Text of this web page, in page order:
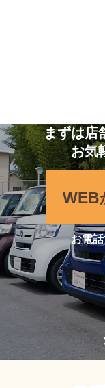
まずは店
お気
WEB
お電